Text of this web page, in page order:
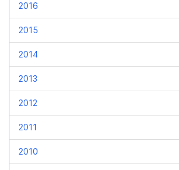
2016
2015
2014
2013
2012
2011
2010